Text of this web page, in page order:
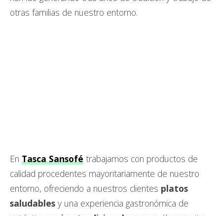
otras familias de nuestro entorno.
En Tasca Sansofé trabajamos con productos de
calidad procedentes mayoritariamente de nuestro
entorno, ofreciendo a nuestros clientes platos
saludables y una experiencia gastronómica de